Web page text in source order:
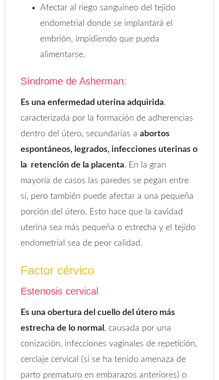
Afectar al riego sanguíneo del tejido
endometrial donde se implantará el
embrión, impidiendo que pueda
alimentarse.
Síndrome de Asherman:
Es una enfermedad uterina adquirida,
caracterizada por la formación de adherencias
dentro del útero, secundarias aabortos
espontáneos, legrados, infecciones uterinas o
la retención de la placenta. En la gran
mayoría de casos las paredes se pegan entre
sí, pero también puede afectar a una pequeña
porción del útero. Esto hace que la cavidad
uterina sea más pequeña o estrecha y el tejido
endometrial sea de peor calidad.
Factor cérvico
Estenosis cervical
Es una obertura del cuello del útero más
estrecha de lo normal , causada por una
conización, infecciones vaginales de repetición,
cerclaje cervical (si se ha tenido amenaza de
parto prematuro en embarazos anteriores) o